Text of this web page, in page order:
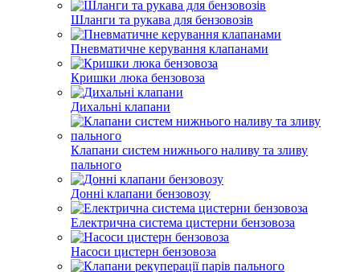
Шланги та рукава для бензовозів
Пневматичне керування клапанами
Кришки люка бензовоза
Дихальні клапани
Клапани систем нижнього наливу та зливу
пального
Донні клапани бензовозу
Електрична система цистерни бензовоза
Насоси цистерн бензовоза